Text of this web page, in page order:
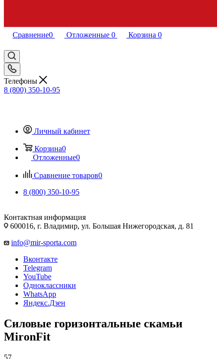
Сравнение0 Отложенные 0 Корзина 0
Телефоны
8 (800) 350-10-95
Личный кабинет
Корзина0
Отложенные0
Сравнение товаров0
8 (800) 350-10-95
Контактная информация
600016, г. Владимир, ул. Большая Нижегородская, д. 81
info@mir-sporta.com
Вконтакте
Telegram
YouTube
Одноклассники
WhatsApp
Яндекс.Дзен
Силовые горизонтальные скамьи
MironFit
57